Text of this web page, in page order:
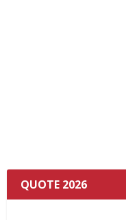
QUOTE 2026